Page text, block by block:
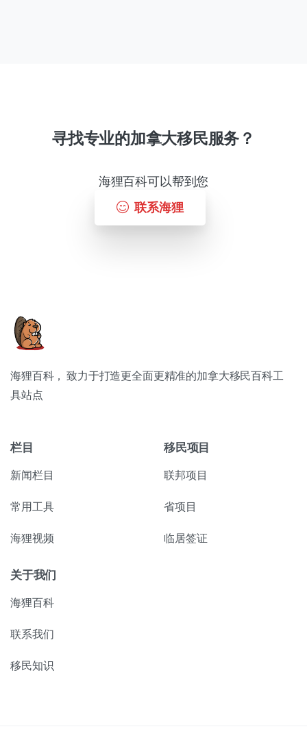
寻找专业的加拿大移民服务？
海狸百科可以帮到您
联系海狸
海狸百科， 致力于打造更全面更精准的加拿大移民百科工
具站点
栏目
新闻栏目
常用工具
海狸视频
移民项目
联邦项目
省项目
临居签证
关于我们
海狸百科
联系我们
移民知识